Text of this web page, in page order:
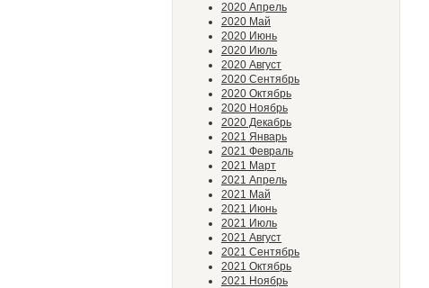
2020 Апрель
2020 Май
2020 Июнь
2020 Июль
2020 Август
2020 Сентябрь
2020 Октябрь
2020 Ноябрь
2020 Декабрь
2021 Январь
2021 Февраль
2021 Март
2021 Апрель
2021 Май
2021 Июнь
2021 Июль
2021 Август
2021 Сентябрь
2021 Октябрь
2021 Ноябрь